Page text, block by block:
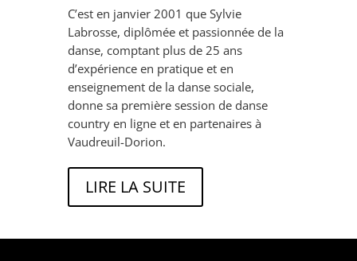
C’est en janvier 2001 que Sylvie
Labrosse, diplômée et passionnée de la
danse, comptant plus de 25 ans
d’expérience en pratique et en
enseignement de la danse sociale,
donne sa première session de danse
country en ligne et en partenaires à
Vaudreuil-Dorion.
LIRE LA SUITE